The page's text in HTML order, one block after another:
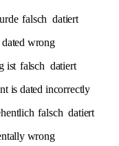
falsch datiert
wrong
ist falsch datiert
is dated incorrectly
falsch datiert
wrong